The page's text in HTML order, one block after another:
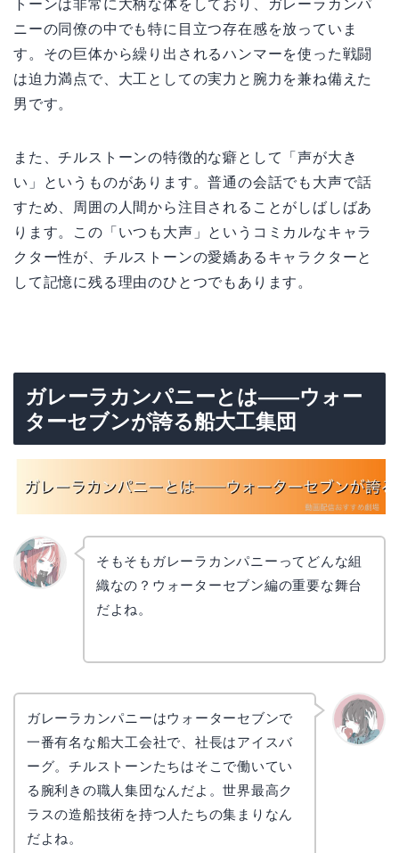
トーンは非常に大柄な体をしており、ガレーラカンパ
ニーの同僚の中でも特に目立つ存在感を放っていま
す。その巨体から繰り出されるハンマーを使った戦闘
は迫力満点で、大工としての実力と腕力を兼ね備えた
男です。
また、チルストーンの特徴的な癖として「声が大き
い」というものがあります。普通の会話でも大声で話
すため、周囲の人間から注目されることがしばしばあ
ります。この「いつも大声」というコミカルなキャラ
クター性が、チルストーンの愛嬌あるキャラクターと
して記憶に残る理由のひとつでもあります。
ガレーラカンパニーとは——ウォー
ターセブンが誇る船大工集団
そもそもガレーラカンパニーってどんな組
織なの？ウォーターセブン編の重要な舞台
だよね。
ガレーラカンパニーはウォーターセブンで
一番有名な船大工会社で、社長はアイスバ
ーグ。チルストーンたちはそこで働いてい
る腕利きの職人集団なんだよ。世界最高ク
ラスの造船技術を持つ人たちの集まりなん
だよね。